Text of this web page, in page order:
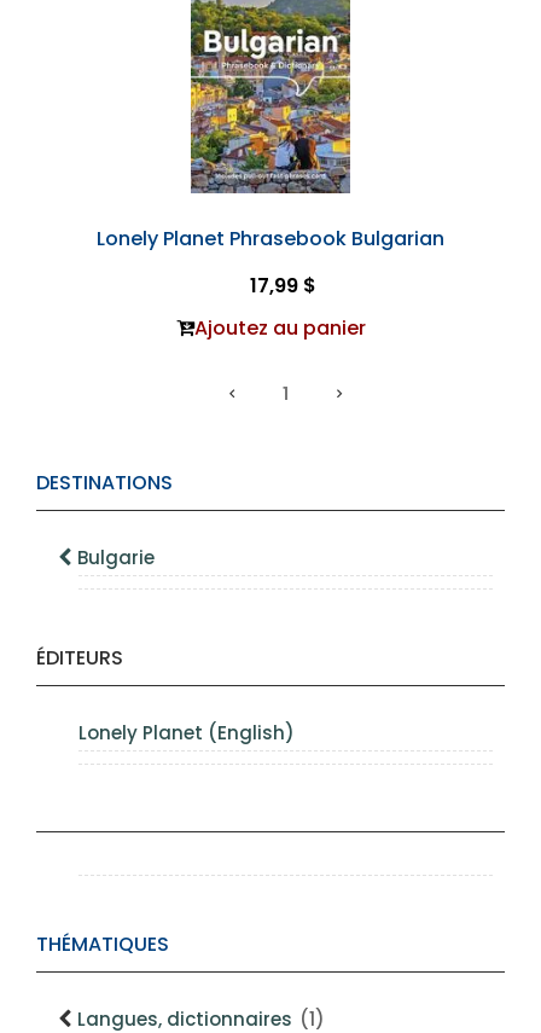
DESTINATIONS
Bulgarie
ÉDITEURS
Lonely Planet (English)
THÉMATIQUES
Langues, dictionnaires (1)
Lonely Planet Phrasebook Bulgarian
17,99 $
Ajoutez au panier
1